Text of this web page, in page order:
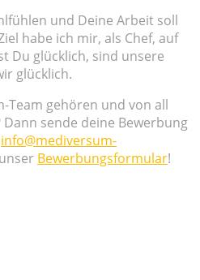
und Deine Arbeit soll
habe ich mir, als Chef, auf
Du glücklich, sind unsere
glücklich.
Team gehören und von all
sende deine Bewerbung
info@mediversum-
Bewerbungsformular!